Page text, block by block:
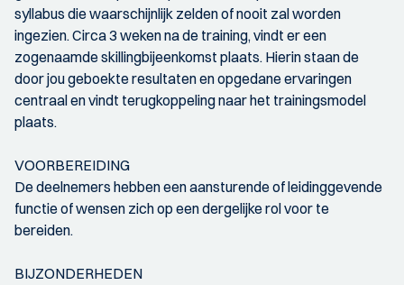
syllabus die waarschijnlijk zelden of nooit zal worden
ingezien. Circa 3 weken na de training, vindt er een
zogenaamde skillingbijeenkomst plaats. Hierin staan de
door jou geboekte resultaten en opgedane ervaringen
centraal en vindt terugkoppeling naar het trainingsmodel
plaats.
VOORBEREIDING
De deelnemers hebben een aansturende of leidinggevende
functie of wensen zich op een dergelijke rol voor te
bereiden.
BIJZONDERHEDEN